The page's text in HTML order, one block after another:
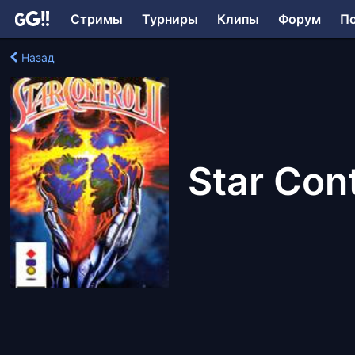
Стримы Турниры Клипы Форум
Назад
Star